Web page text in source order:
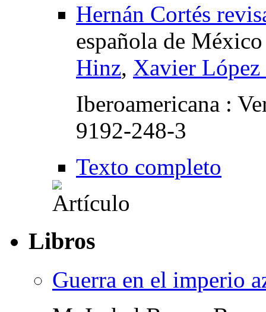
Hernán Cortés
española de
Hinz, Xavier
Iberoamericana :
9192-248-3
Texto completo
Libros
Guerra en el imperio